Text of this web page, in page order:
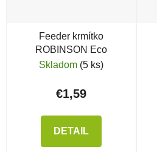
Feeder krmítko
ROBINSON Eco
Skladom (5 ks)
€1,59
DETAIL